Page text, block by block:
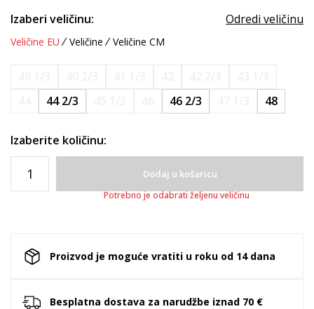
Izaberi veličinu: Odredi veličinu
Veličine EU Veličine Veličine CM
44 2/3 46 2/3 48
Izaberite količinu:
Dodaj u košaricu
Potrebno je odabrati željenu veličinu
Proizvod je moguće vratiti u roku od 14 dana
Besplatna dostava za narudžbe iznad 70 €